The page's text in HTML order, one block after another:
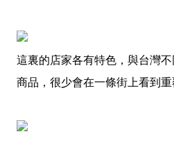
這裏的店家各有特色，與台灣
商品，很少會在一條街上看到重